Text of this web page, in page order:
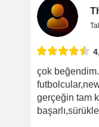
çok
gerçeğin tam